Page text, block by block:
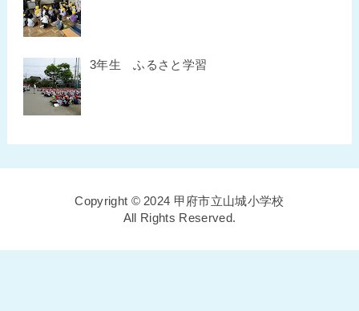
3年生 ふるさと学習
Copyright © 2024 甲府市立山城小学校
All Rights Reserved.